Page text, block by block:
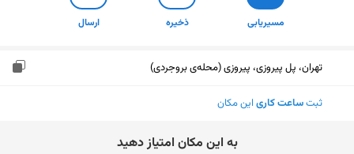
مسیریابی ذخیره ارسال
تهران، پل پیروزی، پیروزی (محله‌ی بروجردی)
ثبتساعت کاری این مکان
ﺑﻪ اﯾﻦ ﻣﮑﺎن اﻣﺘﯿﺎز دﻫﯿﺪ